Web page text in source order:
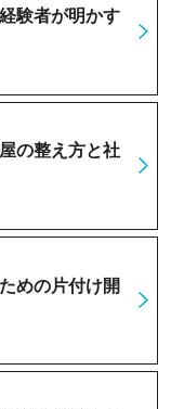
験者が明かす
の整え方と社
めの片付け開